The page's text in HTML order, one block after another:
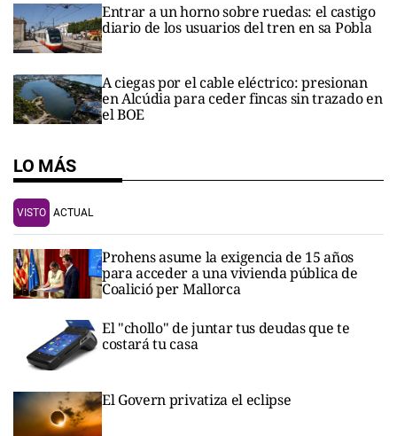
Entrar a un horno sobre ruedas: el castigo
diario de los usuarios del tren en sa Pobla
A ciegas por el cable eléctrico: presionan
en Alcúdia para ceder fincas sin trazado en
el BOE
LO MÁS
VISTO ACTUAL
Prohens asume la exigencia de 15 años
para acceder a una vivienda pública de
Coalició per Mallorca
El "chollo" de juntar tus deudas que te
costará tu casa
El Govern privatiza el eclipse